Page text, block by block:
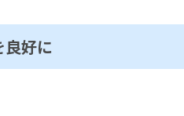
好に